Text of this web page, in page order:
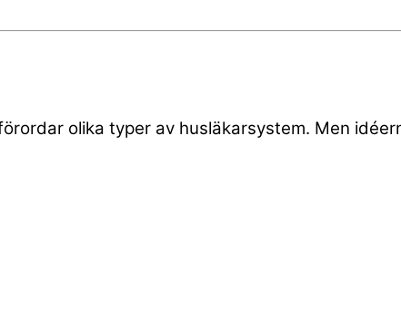
olika typer av husläkarsystem. Men